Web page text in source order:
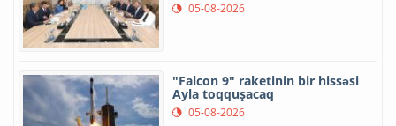
05-08-2026
"Falcon 9" raketinin bir hissəsi
Ayla toqquşacaq
05-08-2026